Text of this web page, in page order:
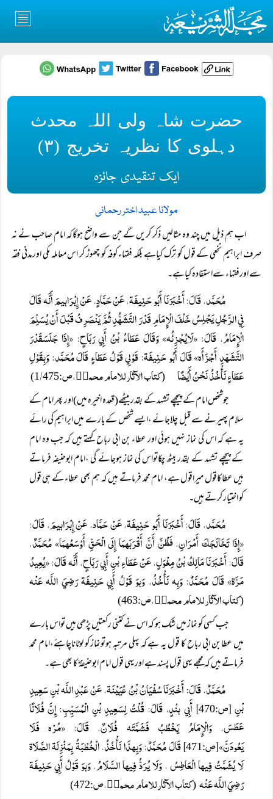
حضرت شاہ ولی اللہ محدث
دہلوی کا نظریہ تخریج (۳)
ایک تنقیدی جائزہ
مولانا عبید اختر رحمانی
اب ہم ذیل میں چند وہ مثالیں ذکر کریں گے جن سے واضح ہوگاکہ امام صاحب نے نہ
صرف ابراہیم نخعی کے قول کو ترک کیاہے بلکہ فقہاء کوفہ کو چھوڑ کر اس معاملہ مکی اورمدنی فقہ
سے اورفقہاء سےا ستفادہ کیاہے۔
مُحَمَّد، قَالَ: أَخْبَرَنَا أَبُو حَنِيفَۃ، عَنْ حَمَّادٍ، عَنْ إِبْرَاہيمَ أَنَّہ قَالَ
فِي الرَّجُلِ يَجْلِسُ خَلْفَ الْإِمَامِ قَدْرَ التَّشَہُّدِ ثُمَّ يَنْصَرِفُ قَبْلَ أَنْ يُسَلِّمَ
الْإِمَامُ، قَالَ: «لَايُجْزِئُہ» وَقَالَ عَطَاءُ بْنُ أَبِي رَبَاحٍ: «إِذَا جَلَسَقَدْرَ
التَّشَہّدِ أَجْزَأَہ» قَالَ أَبُو حَنِيفَۃ: قَوْلِي قَوْلُ عَطَاءٍ قَالَ مُحَمَّد: وَبِقَوْلِ
عَطَاءٍ نَأْخُذُ نَحْنُ أَيْضًا(کتاب الآثارللامام محمدؒ،ص:1
/475)
جوشخص امام کے پیچھے تشہد کے بقدر بیٹھے(قعدہ اخیرہ میں)اور پھر امام کے
سلام پھیرنے سے قبل چلاجائے ،ایسے شخص کے بارے میں ابراہیم کی رائے
یہ ہے کہ اس کی نماز نہیں ہوئی اور عطاء بن ابی رباح کہتے ہیں کہ جب وہ امام
کے پیچھے تشہد کے بقدر بیٹھ چکاتواس کی نماز ہوجائے گی ،امام ابوحنیفہ فرماتے
ہیں عطاکاقول میراقول ہے، امام محمد فرماتے ہیں کہ ہم بھی عطاء کے ہی قول
کو اختیار کرتے ہیں۔
مُحَمَّد، قَالَ: أَخْبَرَنَا أَبُو حَنِيفَۃ، عَنْ حَمَّاد، عَنْ إِبْرَاہيمَ، قَالَ:
«إِذَا تَخَالَجَكَ أَمْرَانِ، فَظُنَّ أَنَّ أَقْرَبَہمَا إِلَی الْحَقِّ أَوْسَعُہمَا» مُحَمَّدٌ،
قَالَ: أَخْبَرَنَا مَالِكُ بْنُ مِغْوَلٍ، عَنْ عَطَاءِ بْنِ أَبِي رَبَاحٍ، أَنَّہ قَالَ: «يُعِيدُ
مَرَّۃ» قَالَ مُحَمَّدٌ: وَبِہ نَأْخُذُ، وَہوَ قَوْلُ أَبِي حَنِيفَۃ رَضِيَ اللَّہ عَنْہ
(کتاب الآثارللامام محمدؒ،ص:463)
جب کسی کو نماز میں شک ہو کہ اس نے کتنی رکعتیں پڑھی ہیں تواس بارے
میں عطابن ابی رباح کا قول یہ ہے کہ پہلی مرتبہ ہوتونماز کو لوٹاناچاہئے،امام محمد
فرماتے ہیں کہ مجھے یہی قول پسند ہے اوریہی قول امام ابوحنیفہؓ کا بھی ہے۔
مُحَمَّدٌ، قَالَ: أَخْبَرَنَا سُفْيَانُ بْنُ عُيَيْنَۃ، عَنْ عَبْدِ اللَّہ بْنِ سَعِيدِ
بْنِ [ص:470
] أَبِي ہنْدٍ، قَالَ: قُلْتُ لِسَعِيدِ بْنِ الْمُسَيِّبِ: إِنَّ فُلَانًا
عَطَسَ، وَالْإِمَامُ يَخْطُبُ فَشَمَّتَہ فُلَانٌ، قَالَ: «مُرْہ فَلَا
يَعُودَنَّ»[ص:471
] قَالَ مُحَمَّدٌ: وَبِہذَا نَأْخُذُ. الْخُطْبَۃُ بِمَنْزِلَۃ الصَّلَاۃ
لَا يُشَمَّتُ فِيہا الْعَاطِسُ ، وَلَا يُرَدُّ فِيہا السَّلَامُ. وَہوَ قَوْلُ أَبِي حَنِيفَۃ
رَضِيَ اللَّہ عَنْہ(کتاب الآثارللامام محمدؒ،ص:472)